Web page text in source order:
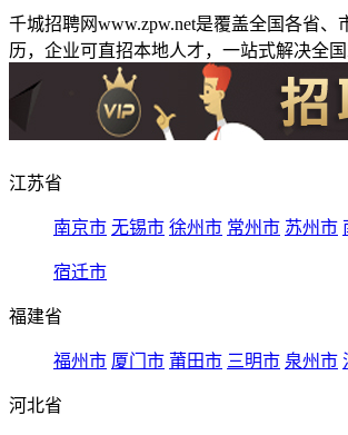
千城招聘网www.zpw.net是覆盖全国各省
历，企业可直招本地人才，一站式解决全
江苏省
南京市 无锡市 徐州市 常州市 苏州市
宿迁市
福建省
福州市 厦门市 莆田市 三明市 泉州市
河北省